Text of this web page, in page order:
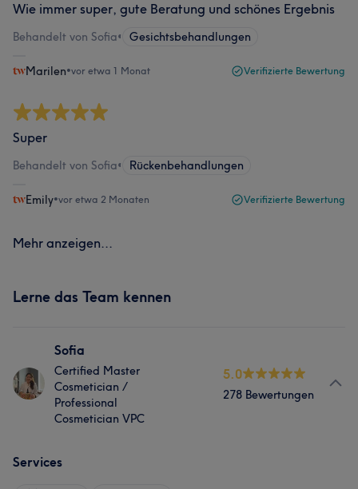
Wie immer super, gute Beratung und schönes Ergebnis
Behandelt von Sofia• Gesichtsbehandlungen
Marilen•vor etwa 1 Monat Verifizierte Bewertung
Super
Behandelt von Sofia• Rückenbehandlungen
Emily•vor etwa 2 Monaten Verifizierte Bewertung
Mehr anzeigen...
Lerne das Team kennen
Sofia
Certified Master
Cosmetician /
Professional
Cosmetician VPC
5.0
278 Bewertungen
Services